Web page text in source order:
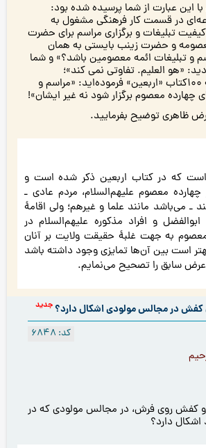
اين عبارت از شما پرسيده شده بود:
در قسمت کار فرهنگی مشغول به
تبلیغات و برگزاری مراسم براى حضرت
و حضرت زينب بايستى به همان
و تبليغات ائمه معصومين باشد؟» و شما
«هو العليم. تفاوتی نمى كند»؛
در‌حالى‌كه در صفحه ١٠٠كتاب «اربعين» فرموده‌ايد: «مراسم و
چهارده معصوم برگزار شود نه غير ايشان»!
ظاهری توضیح بفرمایید.
که در کتاب اربعین ذکر شده است و
معصوم علیهم‌السلام، مردم عادی ـ
ـ می‌باشد مانند علما و غیرهم؛ ولی اقامۀ
و افراد مذکوره علیهم‌السلام در
به جهت غلبۀ حقیقت ولایت بر آنان
است بین آن‌ها تمایزی وجود داشته باشد
سابق را تصحیح می‌نمایم.
در مجالس مولودی اشکال دارد؟جدید
کد: 6848
کفش روی فرش، در مجالس مولودی که در
اشكال دارد؟